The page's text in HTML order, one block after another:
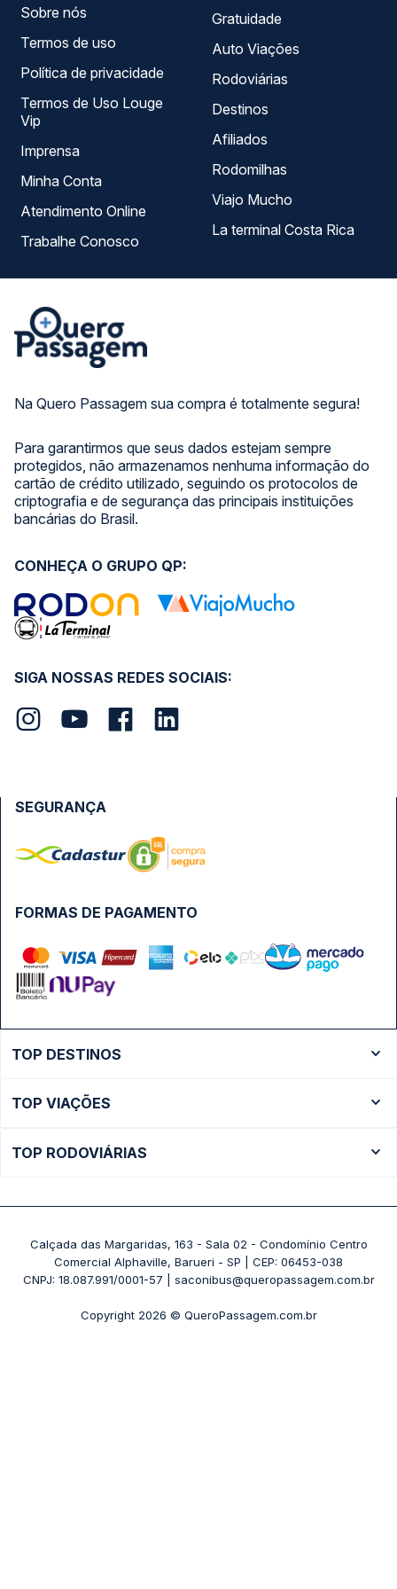
Na Quero Passagem sua compra é totalmente segura!
Para garantirmos que seus dados estejam sempre
protegidos, não armazenamos nenhuma informação do
cartão de crédito utilizado, seguindo os protocolos de
criptografia e de segurança das principais instituições
bancárias do Brasil.
Sobre nós
Termos de uso
Política de privacidade
Termos de Uso Louge
Vip
Imprensa
Minha Conta
Atendimento Online
Trabalhe Conosco
Gratuidade
Auto Viações
Rodoviárias
Destinos
Afiliados
Rodomilhas
Viajo Mucho
La terminal Costa Rica
SIGA NOSSAS REDES SOCIAIS:
CONHEÇA O GRUPO QP:
FORMAS DE PAGAMENTO
SEGURANÇA
TOP DESTINOS
Ônibus São Paulo
TOP VIAÇÕES
Passagens Pássaro Marron
+ Viações
TOP RODOVIÁRIAS
Rodoviária Belo Horizonte - Gov. Israel Pinheiro (Tergip)
Rodoviária Curitiba
+ Rodoviárias
Calçada das Margaridas, 163 - Sala 02 - Condomínio Centro
Comercial Alphaville, Barueri - SP | CEP: 06453-038
CNPJ: 18.087.991/0001-57 | saconibus@queropassagem.com.br
Copyright 2026 © QueroPassagem.com.br